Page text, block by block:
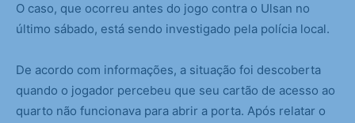
O caso, que ocorreu antes do jogo contra o Ulsan no
último sábado, está sendo investigado pela polícia local.
De acordo com informações, a situação foi descoberta
quando o jogador percebeu que seu cartão de acesso ao
quarto não funcionava para abrir a porta. Após relatar o